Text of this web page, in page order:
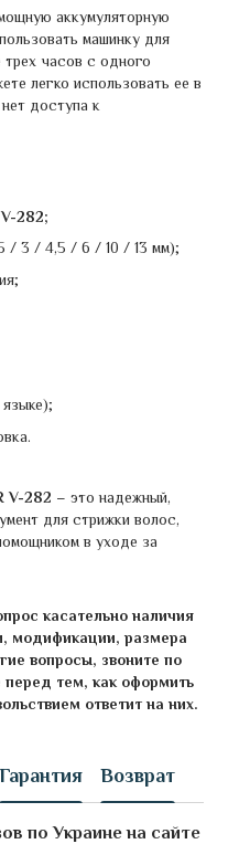
аккумуляторную
машинку для
трех часов с одного
легко использовать ее в
доступа к
282;
/ 3 / 4,5 / 6 / 10 / 13 мм);
V-282 – это надежный,
для стрижки волос,
в уходе за
касательно наличия
модификации, размера
вопросы, звоните по
тем, как оформить
ответит на них.
Гарантия Возврат
по Украине на сайте